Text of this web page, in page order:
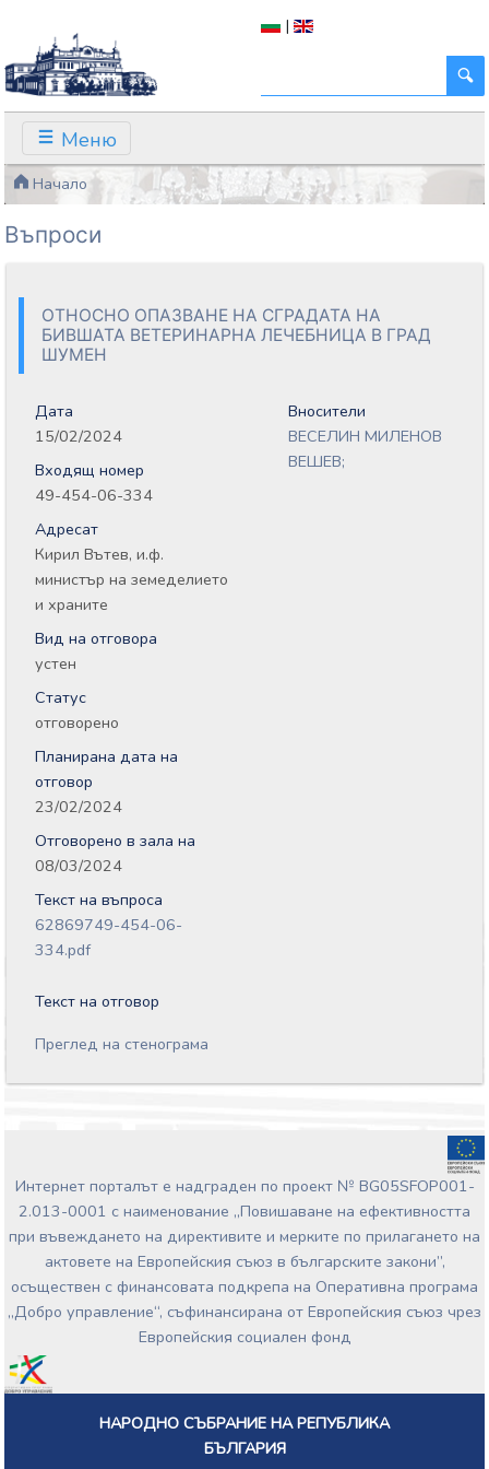
|
Меню
Начало
Въпроси
ОТНОСНО ОПАЗВАНЕ НА СГРАДАТА НА
БИВШАТА ВЕТЕРИНАРНА ЛЕЧЕБНИЦА В ГРАД
ШУМЕН
Дата
15/02/2024
Входящ номер
49-454-06-334
Адресат
Кирил Вътев, и.ф.
министър на земеделието
и храните
Вид на отговора
устен
Статус
отговорено
Планирана дата на
отговор
23/02/2024
Отговорено в зала на
08/03/2024
Текст на въпроса
62869749-454-06-
334.pdf
Текст на отговор
Преглед на стенограма
Вносители
ВЕСЕЛИН МИЛЕНОВ
ВЕШЕВ;
Интернет порталът е надграден по проект № BG05SFOP001-
2.013-0001 с наименование „Повишаване на ефективността
при въвеждането на директивите и мерките по прилагането на
актовете на Европейския съюз в българските закони”,
осъществен с финансовата подкрепа на Оперативна програма
„Добро управление“, съфинансирана от Европейския съюз чрез
Европейския социален фонд
НАРОДНО СЪБРАНИЕ НА РЕПУБЛИКА
БЪЛГАРИЯ